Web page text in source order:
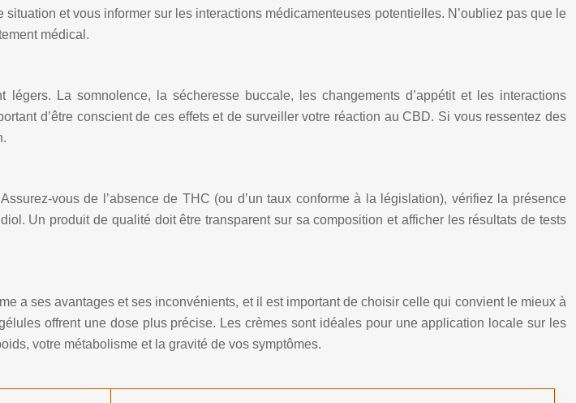
et vous informer sur les interactions médicamenteuses potentielles. N’oubliez pas que le
médical.
La somnolence, la sécheresse buccale, les changements d’appétit et les interactions
d’être conscient de ces effets et de surveiller votre réaction au CBD. Si vous ressentez des
vous de l’absence de THC (ou d’un taux conforme à la législation), vérifiez la présence
Un produit de qualité doit être transparent sur sa composition et afficher les résultats de tests
a ses avantages et ses inconvénients, et il est important de choisir celle qui convient le mieux à
offrent une dose plus précise. Les crèmes sont idéales pour une application locale sur les
votre métabolisme et la gravité de vos symptômes.